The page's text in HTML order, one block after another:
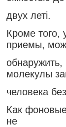
двух летi.
Кроме того,
приемы,
обнаружить,
молекулы
человека
Как
не